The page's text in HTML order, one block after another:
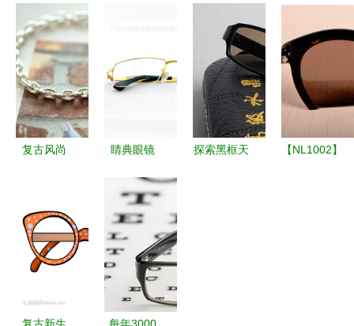
眼镜及配件
全览
玩具到创意
眼镜的跨界
应用
色可选，低
价批发的商
务与文教良
伴
复古风尚
太阳镜全方
位解析
睛典眼镜
钛眼镜，定
义时尚与舒
探索黑框天
【NL1002】